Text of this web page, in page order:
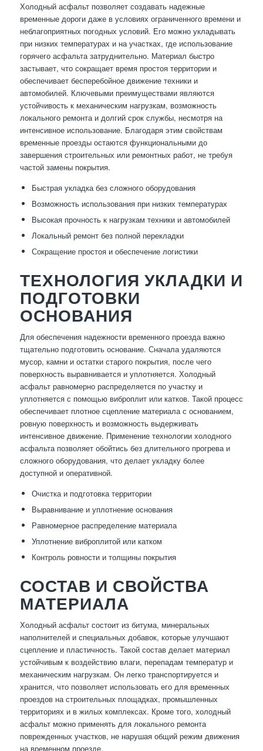
Холодный асфальт позволяет создавать надежные
временные дороги даже в условиях ограниченного времени и
неблагоприятных погодных условий. Его можно укладывать
при низких температурах и на участках, где использование
горячего асфальта затруднительно. Материал быстро
застывает, что сокращает время простоя территории и
обеспечивает бесперебойное движение техники и
автомобилей. Ключевыми преимуществами являются
устойчивость к механическим нагрузкам, возможность
локального ремонта и долгий срок службы, несмотря на
интенсивное использование. Благодаря этим свойствам
временные проезды остаются функциональными до
завершения строительных или ремонтных работ, не требуя
частой замены покрытия.
Быстрая укладка без сложного оборудования
Возможность использования при низких температурах
Высокая прочность к нагрузкам техники и автомобилей
Локальный ремонт без полной перекладки
Сокращение простоя и обеспечение логистики
ТЕХНОЛОГИЯ УКЛАДКИ И
ПОДГОТОВКИ
ОСНОВАНИЯ
Для обеспечения надежности временного проезда важно
тщательно подготовить основание. Сначала удаляются
мусор, камни и остатки старого покрытия, после чего
поверхность выравнивается и уплотняется. Холодный
асфальт равномерно распределяется по участку и
уплотняется с помощью виброплит или катков. Такой процесс
обеспечивает плотное сцепление материала с основанием,
ровную поверхность и возможность выдерживать
интенсивное движение. Применение технологии холодного
асфальта позволяет обойтись без длительного прогрева и
сложного оборудования, что делает укладку более
доступной и оперативной.
Очистка и подготовка территории
Выравнивание и уплотнение основания
Равномерное распределение материала
Уплотнение виброплитой или катком
Контроль ровности и толщины покрытия
СОСТАВ И СВОЙСТВА
МАТЕРИАЛА
Холодный асфальт состоит из битума, минеральных
наполнителей и специальных добавок, которые улучшают
сцепление и пластичность. Такой состав делает материал
устойчивым к воздействию влаги, перепадам температур и
механическим нагрузкам. Он легко транспортируется и
хранится, что позволяет использовать его для временных
проездов на строительных площадках, промышленных
территориях и в жилых комплексах. Кроме того, холодный
асфальт можно применять для локального ремонта
поврежденных участков, не нарушая общий режим движения
на временном проезде.